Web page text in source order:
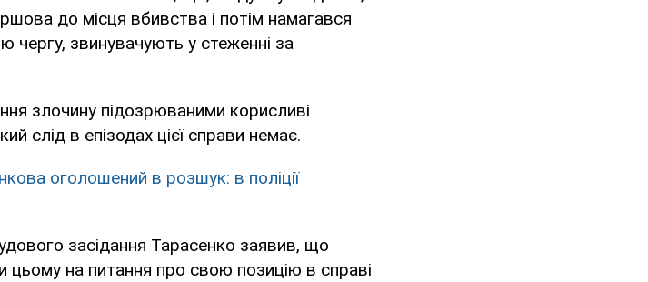
до місця вбивства і потім намагався
чергу, звинувачують у стеженні за
злочину підозрюваними корисливі
слід в епізодах цієї справи немає.
оголошений в розшук: в поліції
засідання Тарасенко заявив, що
цьому на питання про свою позицію в справі